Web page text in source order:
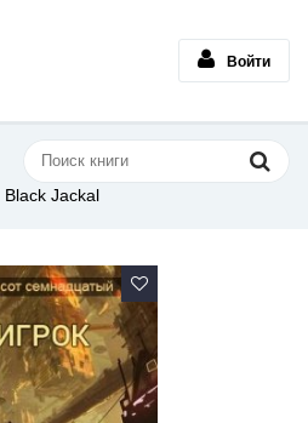
Войти
Black Jackal